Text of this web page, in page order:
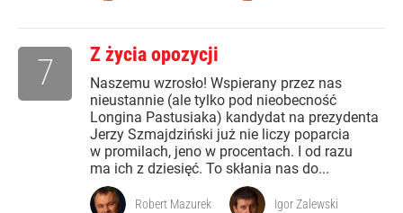
Z życia opozycji
Naszemu wzrosło! Wspierany przez nas
nieustannie (ale tylko pod nieobecność
Longina Pastusiaka) kandydat na prezydenta
Jerzy Szmajdziński już nie liczy poparcia
w promilach, jeno w procentach. I od razu
ma ich z dziesięć. To skłania nas do...
7
Robert Mazurek Igor Zalewski